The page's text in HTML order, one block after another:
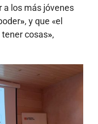
a los más jóvenes
», y que «el
tener cosas»,